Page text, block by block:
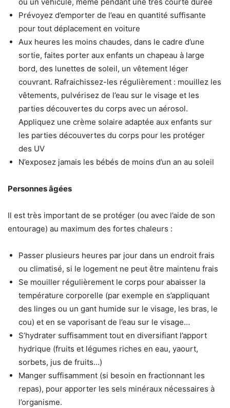
ou un véhicule, même pendant une très courte durée
Prévoyez d’emporter de l’eau en quantité suffisante
pour tout déplacement en voiture
Aux heures les moins chaudes, dans le cadre d’une
sortie, faites porter aux enfants un chapeau à large
bord, des lunettes de soleil, un vêtement léger
couvrant. Rafraichissez-les régulièrement : mouillez les
vêtements, pulvérisez de l’eau sur le visage et les
parties découvertes du corps avec un aérosol.
Appliquez une crème solaire adaptée aux enfants sur
les parties découvertes du corps pour les protéger
des UV
N’exposez jamais les bébés de moins d’un an au soleil
Personnes âgées
Il est très important de se protéger (ou avec l’aide de son
entourage) au maximum des fortes chaleurs :
Passer plusieurs heures par jour dans un endroit frais
ou climatisé, si le logement ne peut être maintenu frais
Se mouiller régulièrement le corps pour abaisser la
température corporelle (par exemple en s’appliquant
des linges ou un gant humide sur le visage, les bras, le
cou) et en se vaporisant de l’eau sur le visage…
S’hydrater suffisamment tout en diversifiant l’apport
hydrique (fruits et légumes riches en eau, yaourt,
sorbets, jus de fruits…)
Manger suffisamment (si besoin en fractionnant les
repas), pour apporter les sels minéraux nécessaires à
l’organisme.